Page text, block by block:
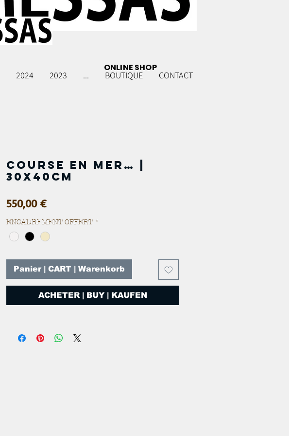
2024 2023 ... BOUTIQUE CONTACT
ONLINE SHOP
Course en mer… |
30x40cm
550,00 €Prix
ENCADREMENT OFFERT *
Panier | CART | Warenkorb
ACHETER | BUY | KAUFEN